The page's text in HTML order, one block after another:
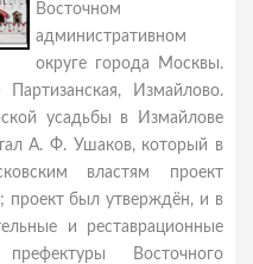
Восточном
административном
округе города Москвы.
Измайлово.
усадьбы в Измайлове
А. Ф. Ушаков, который в
властям проект
проект был утверждён, и в
и реставрационные
Восточного